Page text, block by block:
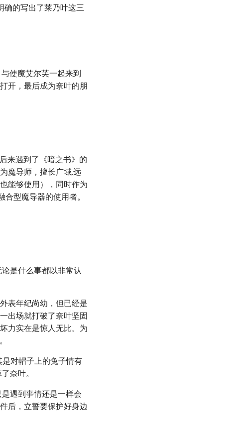
确的写出了莱乃叶这三
使魔艾尔芙一起来到
开，最后成为奈叶的朋
来遇到了《暗之书》的
魔导师，擅长广域.远
能够使用），同时作为
型魔导器的使用者。
是什么事都以非常认
表年纪尚幼，但已经是
出场就打破了奈叶坚固
力实在是惊人无比。为
对帽子上的兔子情有
奈叶。
遇到事情还是一样会
后，立誓要保护好身边